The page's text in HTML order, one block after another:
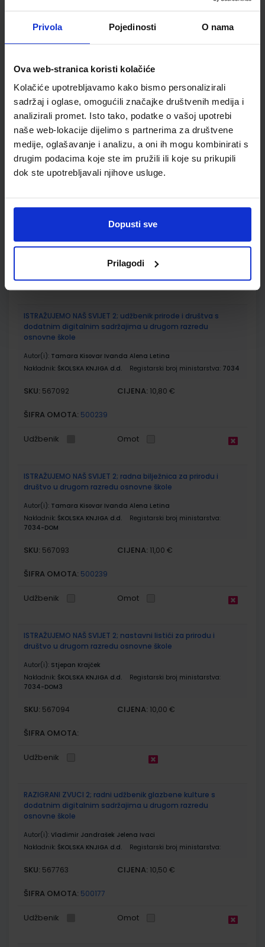
Privola Pojedinosti O nama
Ova web-stranica koristi kolačiće
Kolačiće upotrebljavamo kako bismo personalizirali
sadržaj i oglase, omogućili značajke društvenih medija i
analizirali promet. Isto tako, podatke o vašoj upotrebi
naše web-lokacije dijelimo s partnerima za društvene
medije, oglašavanje i analizu, a oni ih mogu kombinirati s
drugim podacima koje ste im pružili ili koje su prikupili
dok ste upotrebljavali njihove usluge.
Dopusti sve
Prilagodi
SKU:567079 CIJENA:10,80 €
ŠIFRA OMOTA: 500239
Udžbenik Omot
E-SVIJET 2; radna bilježnica informatike u drugom razredu
osnovne škole
Nakladnik:ŠKOLSKA KNJIGA d.d.
Registarski broj ministarstva:
7002-DOM
CIJENA:11,50 €
Udžbenik Omot
ISTRAŽUJEMO NAŠ SVIJET 2; udžbenik prirode i društva s
dodatnim digitalnim sadržajima u drugom razredu
osnovne škole
Autor(i): Tamara Kisovar Ivanda Alena Letina
Nakladnik: ŠKOLSKA KNJIGA d.d. Registarski broj ministarstva: 7034
SKU: 567092 CIJENA: 10,80 €
ŠIFRA OMOTA: 500239
Udžbenik Omot
ISTRAŽUJEMO NAŠ SVIJET 2; radna bilježnica za prirodu i
društvo u drugom razredu osnovne škole
Autor(i): Tamara Kisovar Ivanda Alena Letina
Nakladnik: ŠKOLSKA KNJIGA d.d.
Registarski broj ministarstva:
7034-DOM
SKU: 567093 CIJENA: 11,00 €
ŠIFRA OMOTA: 500239
Udžbenik Omot
ISTRAŽUJEMO NAŠ SVIJET 2; nastavni listići za prirodu i
društvo u drugom razredu osnovne škole
Autor(i): Stjepan Krajček
Nakladnik: ŠKOLSKA KNJIGA d.d.
Registarski broj ministarstva:
7034-DOM3
SKU: 567094 CIJENA: 10,00 €
ŠIFRA OMOTA:
Udžbenik
RAZIGRANI ZVUCI 2; radni udžbenik glazbene kulture s
dodatnim digitalnim sadržajima u drugom razredu
osnovne škole
Autor(i): Vladimir Jandrašek Jelena Ivaci
Nakladnik: ŠKOLSKA KNJIGA d.d. Registarski broj ministarstva:
SKU: 567763 CIJENA: 10,50 €
ŠIFRA OMOTA: 500177
Udžbenik Omot